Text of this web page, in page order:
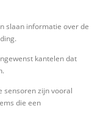
slaan informatie over de
kantelen dat
sensoren zijn vooral
die een